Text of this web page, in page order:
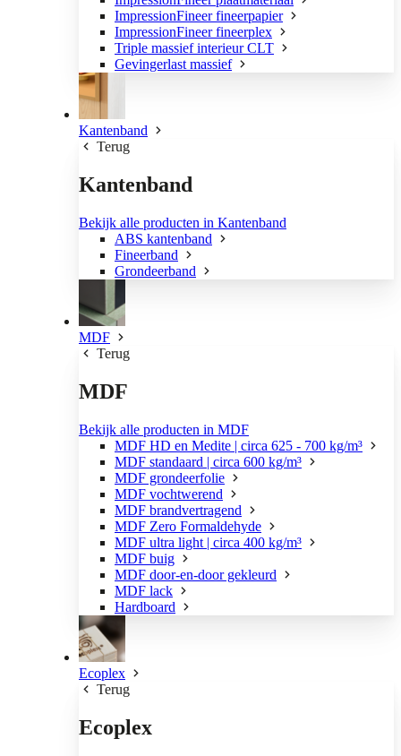
ImpressionFineer fineerpapier
ImpressionFineer fineerplex
Triple massief interieur CLT
Gevingerlast massief
Kantenband
Terug
Kantenband
Bekijk alle producten in Kantenband
ABS kantenband
Fineerband
Grondeerband
MDF
Terug
MDF
Bekijk alle producten in MDF
MDF HD en Medite | circa 625 - 700 kg/m³
MDF standaard | circa 600 kg/m³
MDF grondeerfolie
MDF vochtwerend
MDF brandvertragend
MDF Zero Formaldehyde
MDF ultra light | circa 400 kg/m³
MDF buig
MDF door-en-door gekleurd
MDF lack
Hardboard
Ecoplex
Terug
Ecoplex